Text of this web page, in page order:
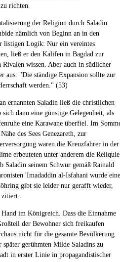
richten.
der Religion durch Saladin
nämlich von Beginn an in den
listigen Logik: Nur ein vereintes
ließ er den Kalifen in Bagdad zur
Rivalen wissen. Aber auch in südlicher
aus: "Die ständige Expansion sollte zur
werden." (53)
ernannten Saladin ließ die christlichen
dann eine günstige Gelegenheit, als
eine Karawane überfiel. Im
des Sees Genezareth, zur
waren die Kreuzfahrer in der
erbeuteten unter anderem die Reliquie
Saladin seinem Schwur gemäß Rainald
'Imadaddin al-Isfahani wurde eine
gibt sie leider nur gerafft wieder,
zitiert.
im Königreich. Dass die Einnahme
der Bewohner sich freikaufen
nicht für die gesamte Bevölkerung
gerühmten Milde Saladins zu
in erster Linie in propagandistischer